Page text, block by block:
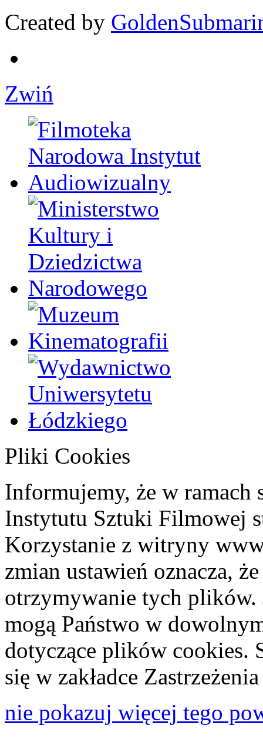
Created by
Zwiń
Pliki Cookies
Informujemy, że w ramach
Instytutu Sztuki Filmowej
Korzystanie z witryny
zmian ustawień oznacza,
otrzymywanie tych plików.
mogą Państwo w
dotyczące plików cookies.
się w zakładce
nie pokazuj więcej tego